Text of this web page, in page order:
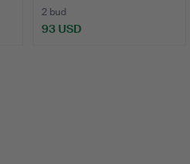
2 bud
93 USD